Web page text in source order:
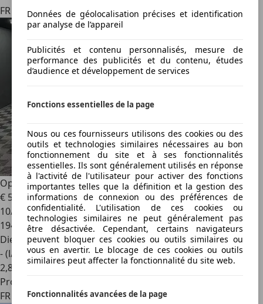
FR 77144
Opel Astra1.6 CDTI 136CH COSMO START\u0026STOP
€ 5 890
10/2015
194 270 km
Diesel
- (l/100 km)
2,8
Professionnel
FR 57300
Données de géolocalisation précises et identification
par analyse de l’appareil
Publicités et contenu personnalisés, mesure de
performance des publicités et du contenu, études
d’audience et développement de services
Fonctions essentielles de la page
Nous ou ces fournisseurs utilisons des cookies ou des
outils et technologies similaires nécessaires au bon
fonctionnement du site et à ses fonctionnalités
essentielles. Ils sont généralement utilisés en réponse
à l'activité de l'utilisateur pour activer des fonctions
importantes telles que la définition et la gestion des
informations de connexion ou des préférences de
confidentialité. L'utilisation de ces cookies ou
technologies similaires ne peut généralement pas
être désactivée. Cependant, certains navigateurs
peuvent bloquer ces cookies ou outils similaires ou
vous en avertir. Le blocage de ces cookies ou outils
similaires peut affecter la fonctionnalité du site web.
Fonctionnalités avancées de la page